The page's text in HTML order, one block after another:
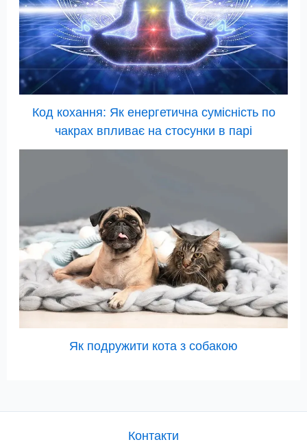
Код кохання: Як енергетична сумісність по
чакрах впливає на стосунки в парі
Як подружити кота з собакою
Контакти